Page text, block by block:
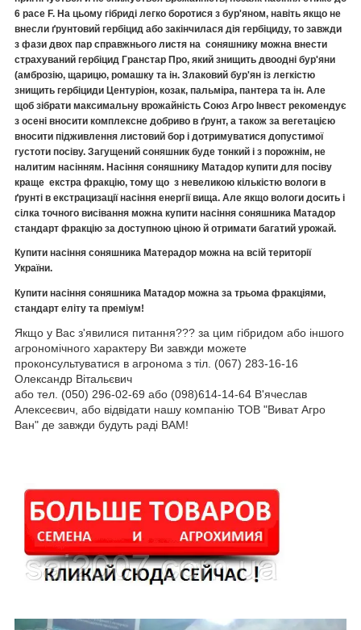
6 расе F. На цьому гібриді легко боротися з бур'яном, навіть якщо не
внесли ґрунтовий гербіцид або закінчилася дія гербіциду, то завжди
з фази двох пар справжнього листя на соняшнику можна внести
страхуваний гербіцид Гранстар Про, який знищить двоодні бур'яни
(амброзію, щарицю, ромашку та ін. Злаковий бур'ян із легкістю
знищить гербіциди Центуріон, козак, пальміра, пантера та ін. Але
щоб зібрати максимальну врожайність Союз Агро Інвест рекомендує
з осені вносити комплексне добриво в ґрунт, а також за вегетацією
вносити підживлення листовий бор і дотримуватися допустимої
густоти посіву. Загущений соняшник буде тонкий і з порожнім, не
налитим насінням. Насіння соняшнику Матадор купити для посіву
краще екстра фракцію, тому що з невеликою кількістю вологи в
ґрунті в екстрацизації насіння енергії вища. Але якщо вологи досить і
сілка точного висівання можна купити насіння соняшника Матадор
стандарт фракцію за доступною ціною й отримати багатий урожай.
Купити насіння соняшника Матерадор можна на всій території
України.
Купити насіння соняшника Матадор можна за трьома фракціями,
стандарт еліту та преміум!
Якщо у Вас з'явилися питання??? за цим гібридом або іншого
агрономічного характеру Ви завжди можете
проконсультуватися в агронома з тіл. (067) 283-16-16
Олександр Вітальєвич
або тел. (050) 296-02-69 або (098)614-14-64 В'ячеслав
Алексеєвич, або відвідати нашу компанію ТОВ "Виват Агро
Ван" де завжди будуть раді ВАМ!